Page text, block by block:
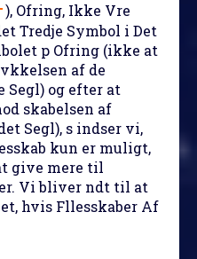
), Ofring, Ikke Vre
Tredje Symbol i Det
p Ofring (ikke at
af de
og efter at
skabelsen af
Segl), s indser vi,
kun er muligt,
give mere til
Vi bliver ndt til at
hvis Fllesskaber Af